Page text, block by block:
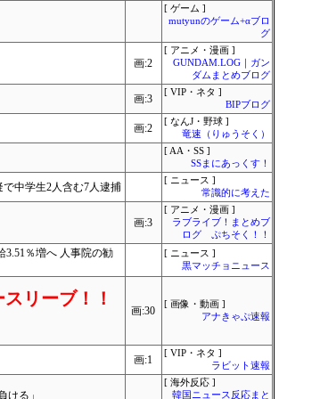
[ ゲーム ]
mutyunのゲーム+αブロ
グ
画:2
[ アニメ・漫画 ]
GUNDAM.LOG｜ガン
ダムまとめブログ
画:3
[ VIP・ネタ ]
BIPブログ
画:2
[ なんJ・野球 ]
竜速（りゅうそく）
[ AA・SS ]
SSまにあっくす！
中学生2人含む7人逮捕
[ ニュース ]
常識的に考えた
画:3
[ アニメ・漫画 ]
ラブライブ！まとめブ
ログ ぷちそく！！
％増へ 人事院の勧
[ ニュース ]
黒マッチョニュース
リーブ！！
画:30
[ 画像・動画 ]
アナきゃぷ速報
画:1
[ VIP・ネタ ]
ラビット速報
る」
[ 海外反応 ]
韓国ニュース反応まと